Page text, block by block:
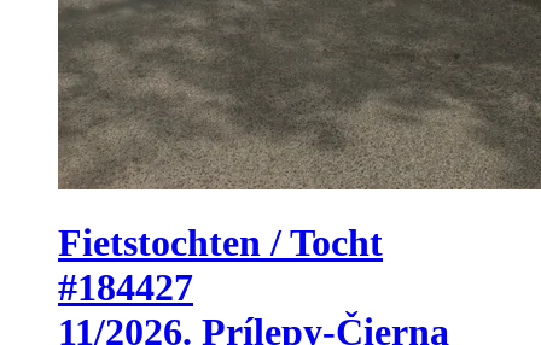
Fietstochten / Tocht
#184427
11/2026. Prílepy-Čierna